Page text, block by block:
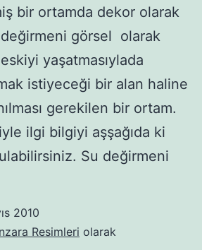
bir ortamda dekor olarak
görsel olarak
yaşatmasıylada
istiyeceği bir alan haline
gerekilen bir ortam.
ilgi bilgiyi aşşağıda ki
Su değirmeni
2010
Resimleri olarak